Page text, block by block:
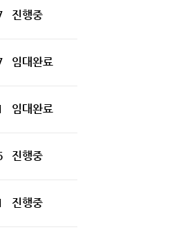
진행중
임대완료
임대완료
진행중
진행중